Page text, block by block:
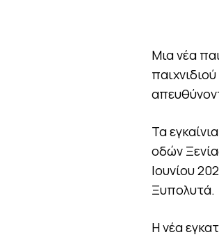
Μια νέα
Τα
οδών
Ιουνίου
Ξυπολυτά.
Η νέα